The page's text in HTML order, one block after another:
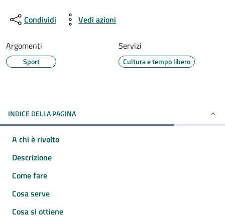
Condividi Vedi azioni
Argomenti
Sport
Servizi
Cultura e tempo libero
INDICE DELLA PAGINA
A chi è rivolto
Descrizione
Come fare
Cosa serve
Cosa si ottiene